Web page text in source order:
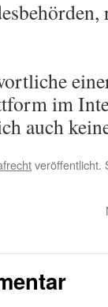
im
auch
veröffentlicht.